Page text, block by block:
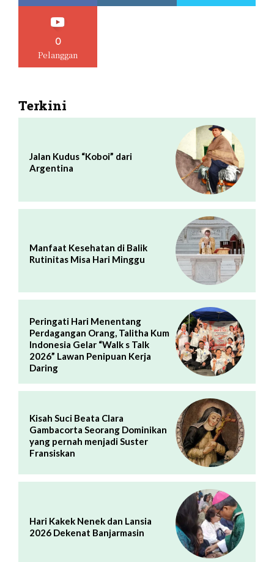
0
Pelanggan
Terkini
Jalan Kudus “Koboi” dari
Argentina
Manfaat Kesehatan di Balik
Rutinitas Misa Hari Minggu
Peringati Hari Menentang
Perdagangan Orang, Talitha Kum
Indonesia Gelar “Walk s Talk
2026” Lawan Penipuan Kerja
Daring
Kisah Suci Beata Clara
Gambacorta Seorang Dominikan
yang pernah menjadi Suster
Fransiskan
Hari Kakek Nenek dan Lansia
2026 Dekenat Banjarmasin